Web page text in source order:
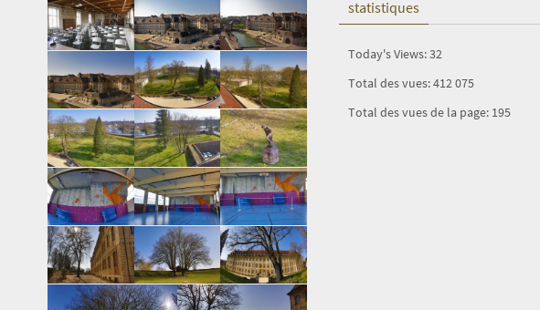
statistiques
Today's Views:32
Total des vues:412 075
Total des vues de la page: 195